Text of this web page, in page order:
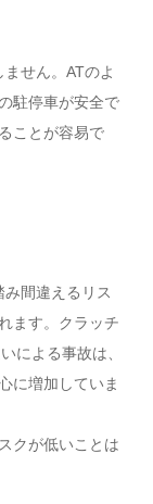
せん。ATのよ
駐停車が安全で
ことが容易で
間違えるリス
ます。クラッチ
による事故は、
に増加していま
クが低いことは